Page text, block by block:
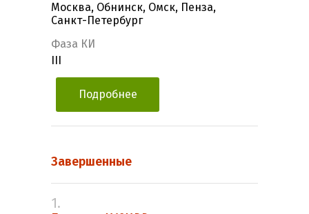
Москва, Обнинск, Омск, Пенза,
Санкт-Петербург
Фаза КИ
Подробнее
Завершенные
1.